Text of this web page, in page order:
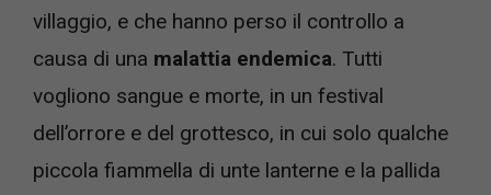
villaggio, e che hanno perso il controllo a
causa di una malattia endemica. Tutti
vogliono sangue e morte, in un festival
dell’orrore e del grottesco, in cui solo qualche
piccola fiammella di unte lanterne e la pallida